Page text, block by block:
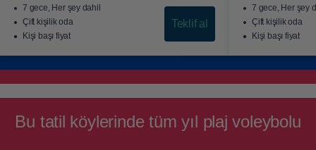
7 gece, Her şey dahil
Çift kişilik oda
Kişi başı fiyat
Teklif al
7 gece, Her şey
Çift kişilik oda
Kişi başı fiyat
Bu tatil köylerinde tüm yıl plaj voleybolu